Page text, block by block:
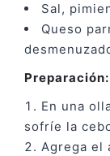
Sal,
Queso
Preparación:
En una
sofríe la
Agrega el